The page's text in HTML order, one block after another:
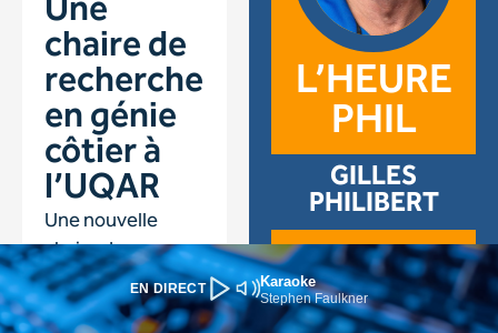
EN DIRECT Karaoke
Stephen Faulkner